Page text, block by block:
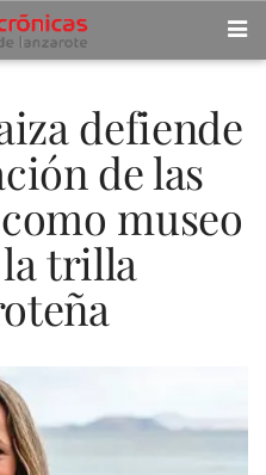
defiende
de las
museo
trilla